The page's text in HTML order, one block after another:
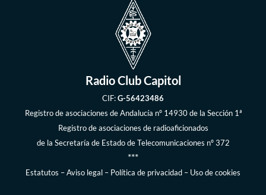
Radio Club Capitol
CIF:G-56423486
Registro de asociaciones de Andalucía nº 14930 de la Sección 1ª
Registro de asociaciones de radioaficionados
de la Secretaría de Estado de Telecomunicaciones nº 372
***
Estatutos –Aviso legal – Política de privacidad – Uso de cookies